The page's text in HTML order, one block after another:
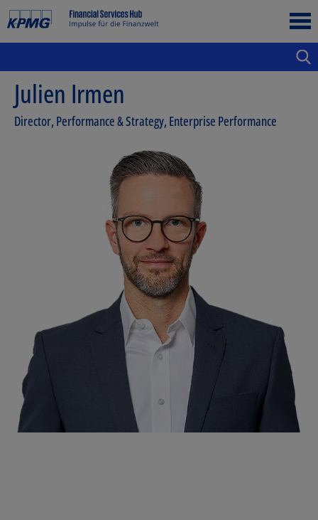
Julien Irmen
Director, Performance & Strategy, Enterprise Performance